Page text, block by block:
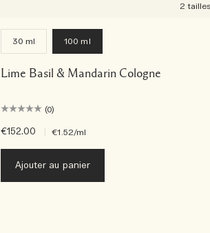
2 tailles
30 ml 100 ml
Lime Basil & Mandarin Cologne
(0)
€152.00 €1.52/ml
Ajouter au panier